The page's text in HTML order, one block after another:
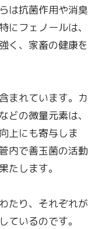
は抗菌作用や消臭
にフェノールは、
く、家畜の健康を
まれています。カ
どの微量元素は、
上にも寄与しま
内で善玉菌の活動
たします。
たり、それぞれが
ているのです。